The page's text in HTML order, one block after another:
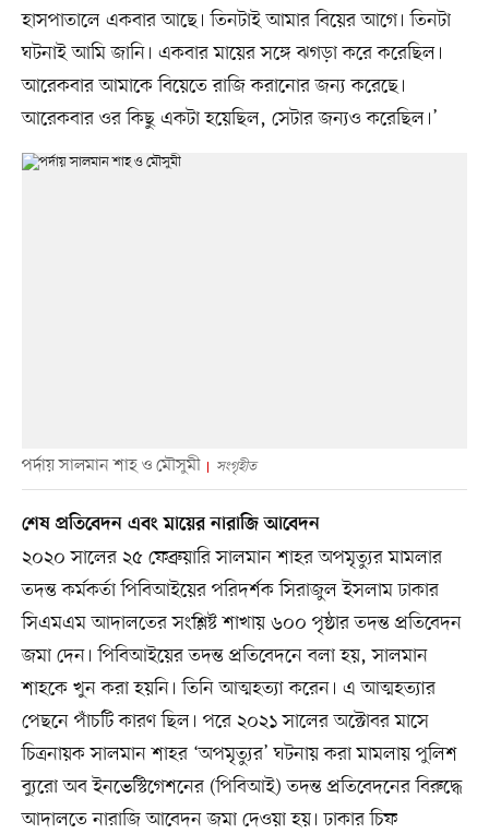
হাসপাতালে একবার আছে। তিনটাই আমার বিয়ের আগে। তিনটা
ঘটনাই আমি জানি। একবার মায়ের সঙ্গে ঝগড়া করে করেছিল।
আরেকবার আমাকে বিয়েতে রাজি করানোর জন্য করেছে।
আরেকবার ওর কিছু একটা হয়েছিল, সেটার জন্যও করেছিল।’
পর্দায় সালমান শাহ ও মৌসুমী সংগৃহীত
শেষ প্রতিবেদন এবং মায়ের নারাজি আবেদন
২০২০ সালের ২৫ ফেব্রুয়ারি সালমান শাহর অপমৃত্যুর মামলার
তদন্ত কর্মকর্তা পিবিআইয়ের পরিদর্শক সিরাজুল ইসলাম ঢাকার
সিএমএম আদালতের সংশ্লিষ্ট শাখায় ৬০০ পৃষ্ঠার তদন্ত প্রতিবেদন
জমা দেন। পিবিআইয়ের তদন্ত প্রতিবেদনে বলা হয়, সালমান
শাহকে খুন করা হয়নি। তিনি আত্মহত্যা করেন। এ আত্মহত্যার
পেছনে পাঁচটি কারণ ছিল। পরে ২০২১ সালের অক্টোবর মাসে
চিত্রনায়ক সালমান শাহর ‘অপমৃত্যুর’ ঘটনায় করা মামলায় পুলিশ
ব্যুরো অব ইনভেস্টিগেশনের (পিবিআই) তদন্ত প্রতিবেদনের বিরুদ্ধে
আদালতে নারাজি আবেদন জমা দেওয়া হয়। ঢাকার চিফ